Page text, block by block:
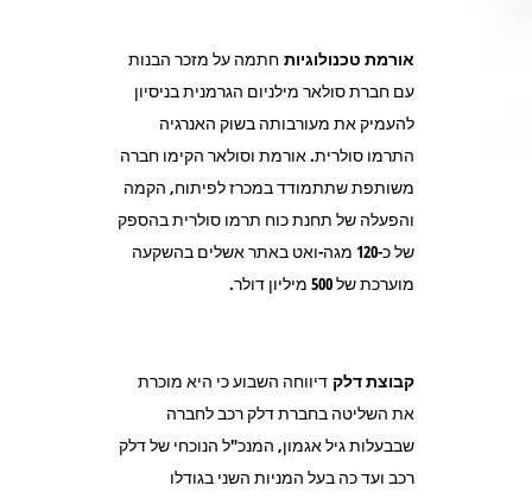
אורמת טכנולוגיות חתמה על מזכר הבנות
עם חברת סולאר מילניום הגרמנית בניסיון
להעמיק את מעורבותה בשוק האנרגיה
התרמו סולרית. אורמת וסולאר הקימו חברה
משותפת שתתמודד במכרז לפיתוח, הקמה
והפעלה של תחנת כוח תרמו סולרית בהספק
של כ-120 מגה-ואט באתר אשלים בהשקעה
מוערכת של 500 מיליון דולר.
קבוצת דלק דיווחה השבוע כי היא מוכרת
את השליטה בחברת דלק רכב לחברה
שבבעלות גיל אגמון, המנכ"ל הנוכחי של דלק
רכב ועד כה בעל המניות השני בגודלו